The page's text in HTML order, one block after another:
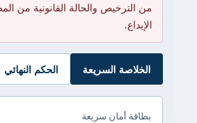
من الترخيص والحالة القانونية من المصدر
الخلاصة السريعة الحكم النهائي
بطاقة أمان سريعة